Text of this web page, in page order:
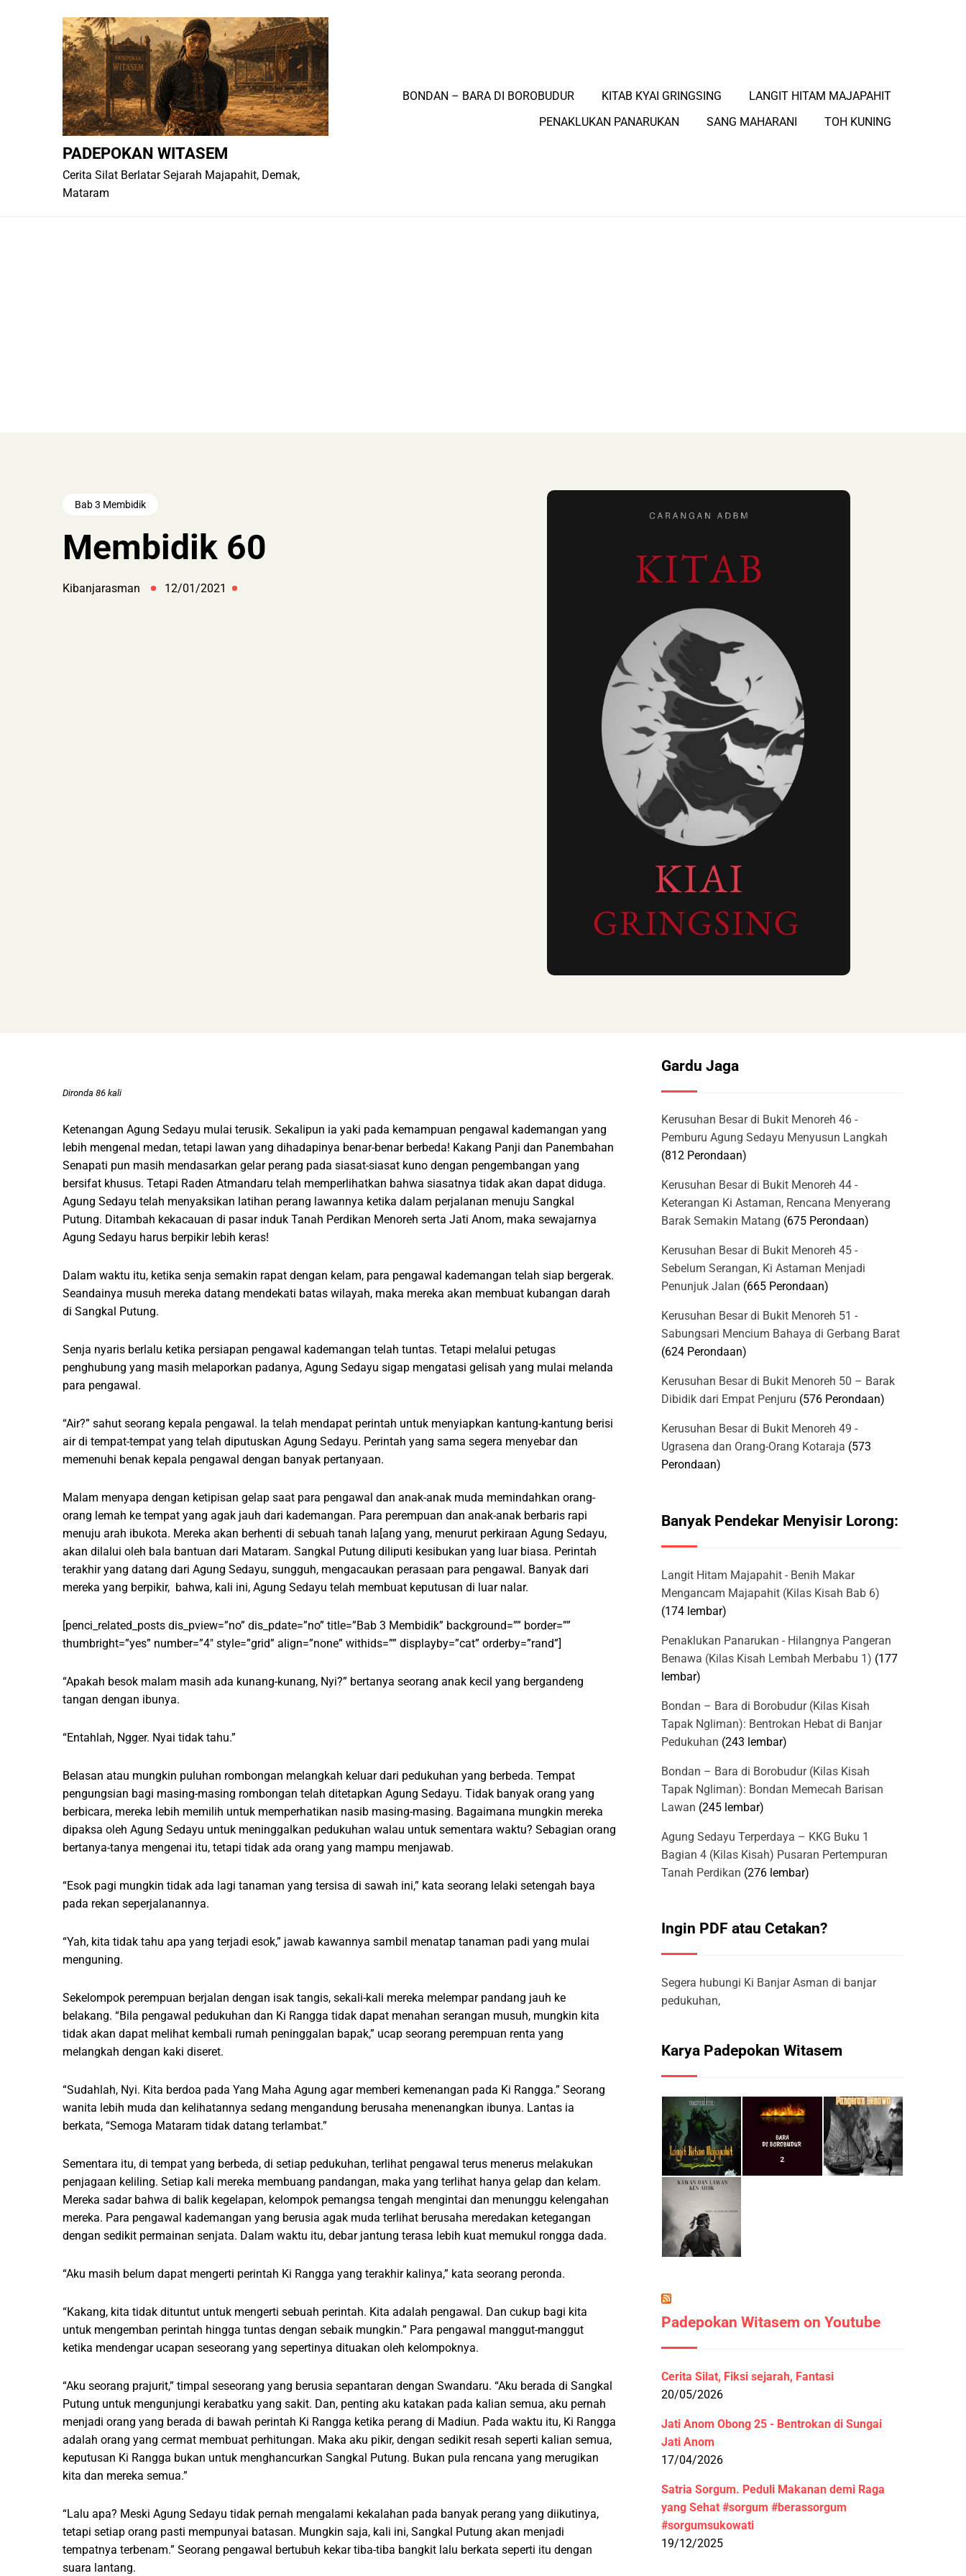
PADEPOKAN WITASEM
Cerita Silat Berlatar Sejarah Majapahit, Demak,
Mataram
BONDAN – BARA DI BOROBUDUR KITAB KYAI GRINGSING
LANGIT HITAM MAJAPAHIT
PENAKLUKAN PANARUKAN
SANG MAHARANI TOH KUNING
Bab 3 Membidik
Membidik 60
Kibanjarasman 12/01/2021
Dironda 86 kali
Ketenangan Agung Sedayu mulai terusik. Sekalipun ia yaki pada kemampuan pengawal kademangan yang
lebih mengenal medan, tetapi lawan yang dihadapinya benar-benar berbeda! Kakang Panji dan Panembahan
Senapati pun masih mendasarkan gelar perang pada siasat-siasat kuno dengan pengembangan yang
bersifat khusus. Tetapi Raden Atmandaru telah memperlihatkan bahwa siasatnya tidak akan dapat diduga.
Agung Sedayu telah menyaksikan latihan perang lawannya ketika dalam perjalanan menuju Sangkal
Putung. Ditambah kekacauan di pasar induk Tanah Perdikan Menoreh serta Jati Anom, maka sewajarnya
Agung Sedayu harus berpikir lebih keras!
Dalam waktu itu, ketika senja semakin rapat dengan kelam, para pengawal kademangan telah siap bergerak.
Seandainya musuh mereka datang mendekati batas wilayah, maka mereka akan membuat kubangan darah
di Sangkal Putung.
Senja nyaris berlalu ketika persiapan pengawal kademangan telah tuntas. Tetapi melalui petugas
penghubung yang masih melaporkan padanya, Agung Sedayu sigap mengatasi gelisah yang mulai melanda
para pengawal.
“Air?” sahut seorang kepala pengawal. Ia telah mendapat perintah untuk menyiapkan kantung-kantung berisi
air di tempat-tempat yang telah diputuskan Agung Sedayu. Perintah yang sama segera menyebar dan
memenuhi benak kepala pengawal dengan banyak pertanyaan.
Malam menyapa dengan ketipisan gelap saat para pengawal dan anak-anak muda memindahkan orang-
orang lemah ke tempat yang agak jauh dari kademangan. Para perempuan dan anak-anak berbaris rapi
menuju arah ibukota. Mereka akan berhenti di sebuah tanah la[ang yang, menurut perkiraan Agung Sedayu,
akan dilalui oleh bala bantuan dari Mataram. Sangkal Putung diliputi kesibukan yang luar biasa. Perintah
terakhir yang datang dari Agung Sedayu, sungguh, mengacaukan perasaan para pengawal. Banyak dari
mereka yang berpikir, bahwa, kali ini, Agung Sedayu telah membuat keputusan di luar nalar.
[penci_related_posts dis_pview=”no” dis_pdate=”no” title=”Bab 3 Membidik” background=”” border=””
thumbright=”yes” number=”4″ style=”grid” align=”none” withids=”” displayby=”cat” orderby=”rand”]
“Apakah besok malam masih ada kunang-kunang, Nyi?” bertanya seorang anak kecil yang bergandeng
tangan dengan ibunya.
“Entahlah, Ngger. Nyai tidak tahu.”
Belasan atau mungkin puluhan rombongan melangkah keluar dari pedukuhan yang berbeda. Tempat
pengungsian bagi masing-masing rombongan telah ditetapkan Agung Sedayu. Tidak banyak orang yang
berbicara, mereka lebih memilih untuk memperhatikan nasib masing-masing. Bagaimana mungkin mereka
dipaksa oleh Agung Sedayu untuk meninggalkan pedukuhan walau untuk sementara waktu? Sebagian orang
bertanya-tanya mengenai itu, tetapi tidak ada orang yang mampu menjawab.
“Esok pagi mungkin tidak ada lagi tanaman yang tersisa di sawah ini,” kata seorang lelaki setengah baya
pada rekan seperjalanannya.
“Yah, kita tidak tahu apa yang terjadi esok,” jawab kawannya sambil menatap tanaman padi yang mulai
menguning.
Sekelompok perempuan berjalan dengan isak tangis, sekali-kali mereka melempar pandang jauh ke
belakang. “Bila pengawal pedukuhan dan Ki Rangga tidak dapat menahan serangan musuh, mungkin kita
tidak akan dapat melihat kembali rumah peninggalan bapak,” ucap seorang perempuan renta yang
melangkah dengan kaki diseret.
“Sudahlah, Nyi. Kita berdoa pada Yang Maha Agung agar memberi kemenangan pada Ki Rangga.” Seorang
wanita lebih muda dan kelihatannya sedang mengandung berusaha menenangkan ibunya. Lantas ia
berkata, “Semoga Mataram tidak datang terlambat.”
Sementara itu, di tempat yang berbeda, di setiap pedukuhan, terlihat pengawal terus menerus melakukan
penjagaan keliling. Setiap kali mereka membuang pandangan, maka yang terlihat hanya gelap dan kelam.
Mereka sadar bahwa di balik kegelapan, kelompok pemangsa tengah mengintai dan menunggu kelengahan
mereka. Para pengawal kademangan yang berusia agak muda terlihat berusaha meredakan ketegangan
dengan sedikit permainan senjata. Dalam waktu itu, debar jantung terasa lebih kuat memukul rongga dada.
“Aku masih belum dapat mengerti perintah Ki Rangga yang terakhir kalinya,” kata seorang peronda.
“Kakang, kita tidak dituntut untuk mengerti sebuah perintah. Kita adalah pengawal. Dan cukup bagi kita
untuk mengemban perintah hingga tuntas dengan sebaik mungkin.” Para pengawal manggut-manggut
ketika mendengar ucapan seseorang yang sepertinya dituakan oleh kelompoknya.
“Aku seorang prajurit,” timpal seseorang yang berusia sepantaran dengan Swandaru. “Aku berada di Sangkal
Putung untuk mengunjungi kerabatku yang sakit. Dan, penting aku katakan pada kalian semua, aku pernah
menjadi orang yang berada di bawah perintah Ki Rangga ketika perang di Madiun. Pada waktu itu, Ki Rangga
adalah orang yang cermat membuat perhitungan. Maka aku pikir, dengan sedikit resah seperti kalian semua,
keputusan Ki Rangga bukan untuk menghancurkan Sangkal Putung. Bukan pula rencana yang merugikan
kita dan mereka semua.”
“Lalu apa? Meski Agung Sedayu tidak pernah mengalami kekalahan pada banyak perang yang diikutinya,
tetapi setiap orang pasti mempunyai batasan. Mungkin saja, kali ini, Sangkal Putung akan menjadi
tempatnya terbenam.” Seorang pengawal bertubuh kekar tiba-tiba bangkit lalu berkata seperti itu dengan
suara lantang.
Gardu Jaga
Kerusuhan Besar di Bukit Menoreh 46 -
Pemburu Agung Sedayu Menyusun Langkah
(812 Perondaan)
Kerusuhan Besar di Bukit Menoreh 44 -
Keterangan Ki Astaman, Rencana Menyerang
Barak Semakin Matang (675 Perondaan)
Kerusuhan Besar di Bukit Menoreh 45 -
Sebelum Serangan, Ki Astaman Menjadi
Penunjuk Jalan (665 Perondaan)
Kerusuhan Besar di Bukit Menoreh 51 -
Sabungsari Mencium Bahaya di Gerbang Barat
(624 Perondaan)
Kerusuhan Besar di Bukit Menoreh 50 – Barak
Dibidik dari Empat Penjuru (576 Perondaan)
Kerusuhan Besar di Bukit Menoreh 49 -
Ugrasena dan Orang-Orang Kotaraja (573
Perondaan)
Banyak Pendekar Menyisir Lorong:
Langit Hitam Majapahit - Benih Makar
Mengancam Majapahit (Kilas Kisah Bab 6)
(174 lembar)
Penaklukan Panarukan - Hilangnya Pangeran
Benawa (Kilas Kisah Lembah Merbabu 1) (177
lembar)
Bondan – Bara di Borobudur (Kilas Kisah
Tapak Ngliman): Bentrokan Hebat di Banjar
Pedukuhan (243 lembar)
Bondan – Bara di Borobudur (Kilas Kisah
Tapak Ngliman): Bondan Memecah Barisan
Lawan (245 lembar)
Agung Sedayu Terperdaya – KKG Buku 1
Bagian 4 (Kilas Kisah) Pusaran Pertempuran
Tanah Perdikan (276 lembar)
Ingin PDF atau Cetakan?
Segera hubungi Ki Banjar Asman di banjar
pedukuhan,
Karya Padepokan Witasem
Padepokan Witasem on Youtube
Cerita Silat, Fiksi sejarah, Fantasi
20/05/2026
Jati Anom Obong 25 - Bentrokan di Sungai
Jati Anom
17/04/2026
Satria Sorgum. Peduli Makanan demi Raga
yang Sehat #sorgum #berassorgum
#sorgumsukowati
19/12/2025